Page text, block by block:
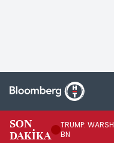
SON
DAKİKA
TRUMP:
BN